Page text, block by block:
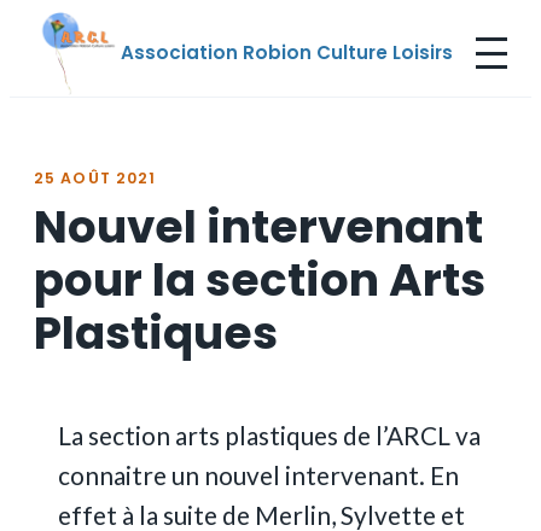
Aller
contenu
Association Robion Culture Loisirs
25 AOÛT 2021
Nouvel intervenant
pour la section Arts
Plastiques
La section arts plastiques de l’ARCL va
connaitre un nouvel intervenant. En
effet à la suite de Merlin, Sylvette et